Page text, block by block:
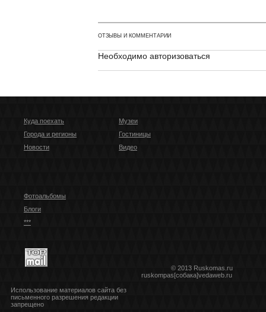
ОТЗЫВЫ И КОММЕНТАРИИ
Необходимо авторизоваться
Куда поехать
Города и регионы
Новости
Музеи
Гостиницы
Видео
Фотоальбомы
Блоги
***
© 2013 Ruskomas.ru
ruskompas[собака]vedaweb.ru
Использование материалов сайта без
письменного разрешения редакции
запрещено